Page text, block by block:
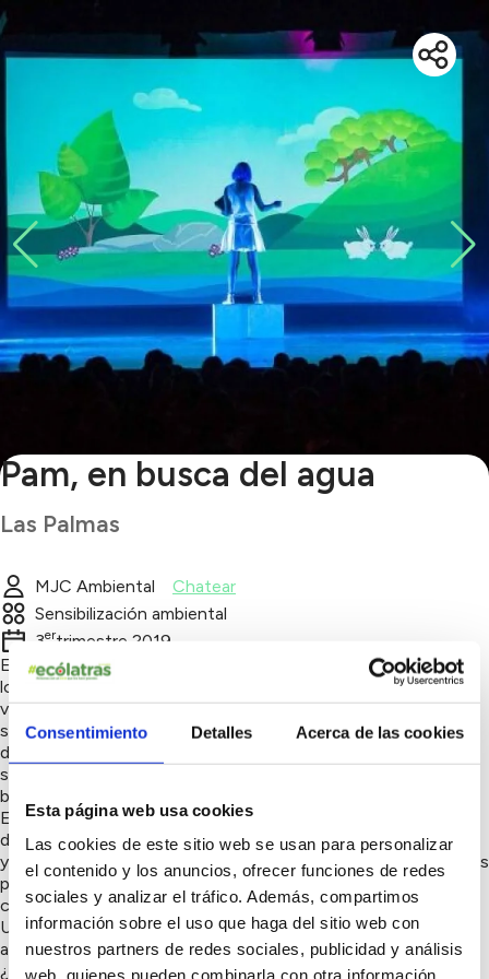
Consentimiento Detalles Acerca de las cookies
Esta página web usa cookies
Las cookies de este sitio web se usan para personalizar
el contenido y los anuncios, ofrecer funciones de redes
sociales y analizar el tráfico. Además, compartimos
información sobre el uso que haga del sitio web con
nuestros partners de redes sociales, publicidad y análisis
web, quienes pueden combinarla con otra información
Pam, en busca del agua
Las Palmas
MJC Ambiental
Chatear
Sensibilización ambiental
3ertrimestre 2019
El objetivo general de esta propuesta es la concienciación de
los más jóvenes de las islas Canarias para recuperación de los
valores de ahorro de recursos hídricos y la concienciación
sobre la importancia del agua. Los objetivos específicos se
definen como los siguientes: OE1. Visibilizar el problema que
supone la escasez de recursos hídricos. OE2. Promover
buenas prácticas ambientales. OE3. Implicar a los Centros
Educativos incluyendo: profesorado, a alumnado y familiares
de los mismos, en una educación responsable con el entorno
y sostenible. OE4. Aumentar la sensibilidad ambiental de los/as
participantes. OE5. Fomentar el uso de instrumentos
culturales para la educación en valores.
Una obra de teatro musical que trata sobre la importancia del
agua y la necesidad de su conservación y protección
¿Te imaginas nuestro planeta sin agua? Esta es la historia que